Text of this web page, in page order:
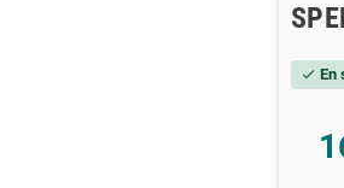
check En